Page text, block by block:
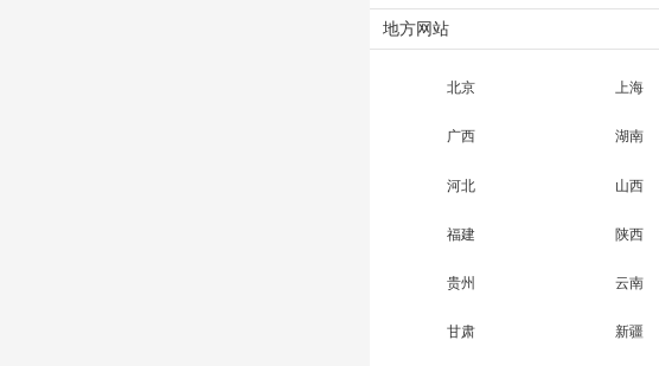
地方网站
北京 上海
广西 湖南
河北 山西
福建 陕西
贵州 云南
甘肃 新疆